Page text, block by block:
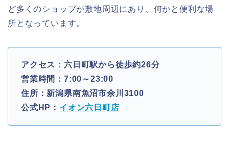
ど多くのショップが敷地周辺にあり、何かと便利な場
所となっています。
アクセス：六日町駅から徒歩約26分
営業時間：7:00～23:00
住所：新潟県南魚沼市余川3100
公式HP： イオン六日町店